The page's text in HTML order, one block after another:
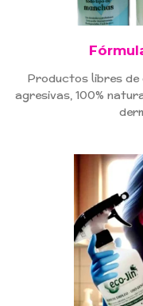
Productos libres de
agresivas, 100%